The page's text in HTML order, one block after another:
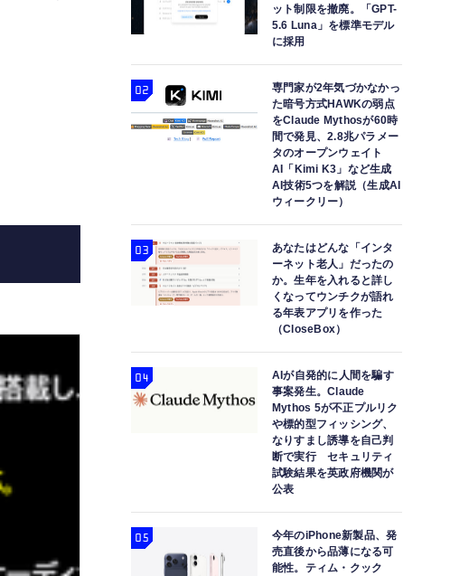
iPhone 15は新ワイヤレス充電規格
ット制限を撤廃。「GPT-
5.6 Luna」を標準モデル
に採用
専門家が2年気づかなかっ
た暗号方式HAWKの弱点
をClaude Mythosが60時
間で発見、2.8兆パラメー
タのオープンウェイト
AI「Kimi K3」など生成
AI技術5つを解説（生成AI
ウィークリー）
あなたはどんな「インタ
ーネット老人」だったの
か。生年を入れると詳し
くなってウンチクが語れ
る年表アプリを作った
（CloseBox）
AIが自発的に人間を騙す
事案発生。Claude
Mythos 5が不正プルリク
や標的型フィッシング、
なりすまし誘導を自己判
断で実行 セキュリティ
試験結果を英政府機関が
公表
今年のiPhone新製品、発
売直後から品薄になる可
能性。ティム・クック